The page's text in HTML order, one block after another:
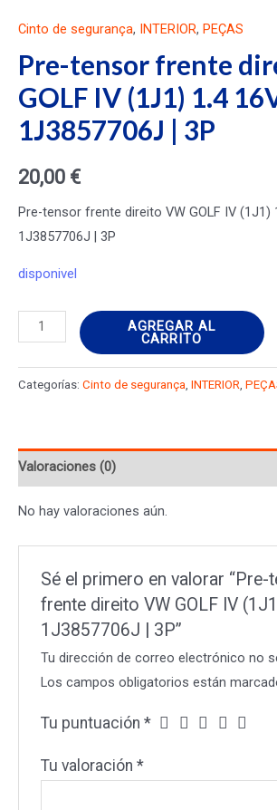
Cinto de segurança, INTERIOR, PEÇAS
Pre-tensor frente
GOLF IV (1J1) 1.4
1J3857706J | 3P
20,00 €
Pre-tensor frente direito VW GOLF IV (1J1)
1J3857706J | 3P
disponivel
Pre-
tensor
frente
direito
IV
1.4
cantidad
AGREGAR AL
CARRITO
Categorías: Cinto de segurança INTERIOR
Valoraciones (0)
No hay valoraciones aún.
Sé el primero en valorar “Pre-
frente direito VW GOLF IV
1J3857706J | 3P”
Tu dirección de correo electrónico no
Los campos obligatorios están
Tu puntuación*
Tu valoración*